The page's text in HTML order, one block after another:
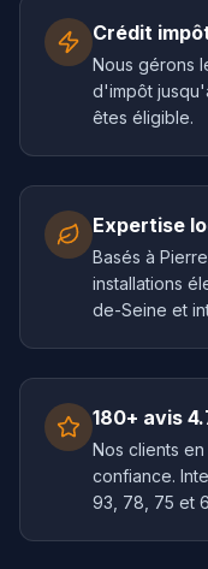
Crédit
Nous gérons
d'impôt
êtes éligible.
Expertise
Basés à
installations
de-Seine et
180+ avis
Nos clients
confiance.
93, 78, 75 et